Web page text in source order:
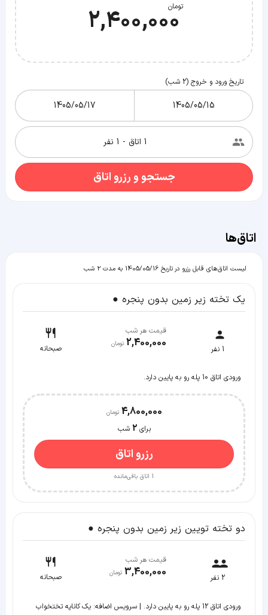
اتاق‌ها
لیست اتاق‌های قابل رزرو در تاریخ 1405/05/16 به مدت 2 شب
یک تخته زیر زمین بدون پنجره ●
1 نفر
قیمت هر شب
2,400,000 صبحانه
ورودی اتاق 10 پله رو به پایین دارد.
4,800,000
برای2 شب
رزرو اتاق
1 اتاق باقی‌مانده
دو تخته تویین زیر زمین بدون پنجره ●
2 نفر
قیمت هر شب
3,400,000 صبحانه
ورودی اتاق 12 پله رو به پایین دارد. | سرویس اضافه: یک کاناپه تختخواب
2,400,000
تومان
تاریخ ورود و خروج (2 شب)
جستجو و رزرو اتاق